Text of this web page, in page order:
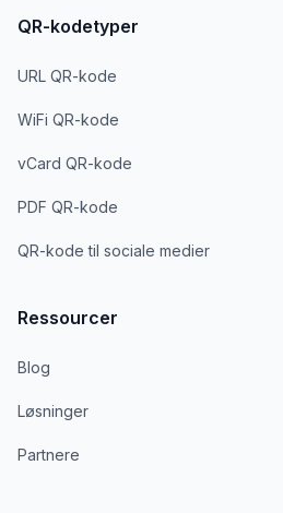
QR-kodetyper
URL QR-kode
WiFi QR-kode
vCard QR-kode
PDF QR-kode
QR-kode til sociale medier
Ressourcer
Blog
Løsninger
Partnere